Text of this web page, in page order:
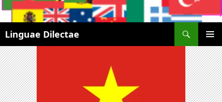
Linguae Dilectae
MENU
SKIP
TO
CONTENT